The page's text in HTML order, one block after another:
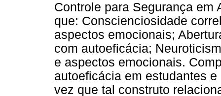
Controle para Segurança em
que: Conscienciosidade
aspectos emocionais;
com autoeficácia;
e aspectos emocionais.
autoeficácia em estudantes
vez que tal construto